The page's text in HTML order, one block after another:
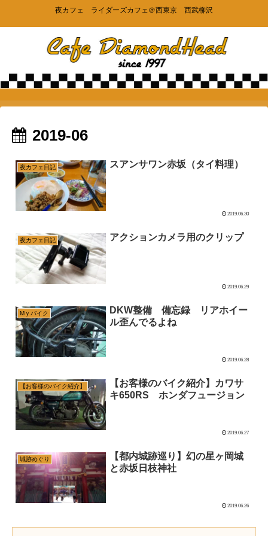
夜カフェ ライダーズカフェ＠西東京 西武柳沢
2019-06
夜カフェ日記 スアンサワン赤坂（タイ料理）
2019.06.30
夜カフェ日記 アクションカメラ用のクリップ
2019.06.29
Mｙバイク
DKW整備 備忘録 リアホイー
ル歪んでるよね
2019.06.28
【お客様のバイク紹介】
【お客様のバイク紹介】カワサ
キ650RS ホンダフュージョン
2019.06.27
城跡めぐり
【都内城跡巡り】幻の星ヶ岡城
と赤坂日枝神社
2019.06.26